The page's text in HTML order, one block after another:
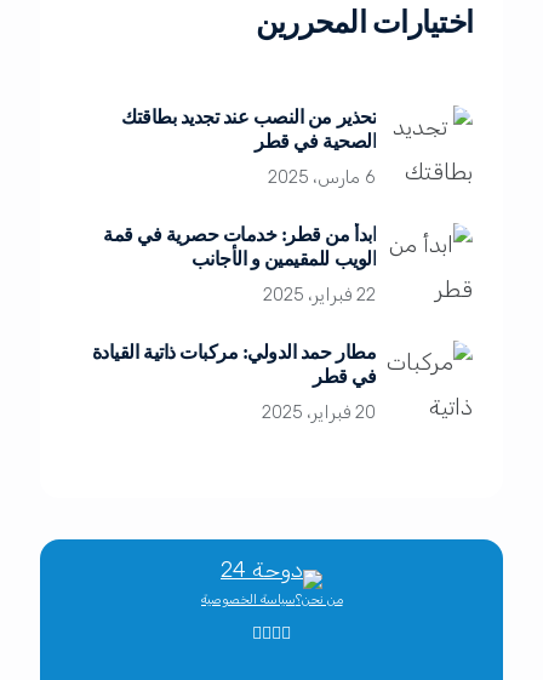
اختيارات المحررين
تحذير من النصب عند تجديد بطاقتك
الصحية في قطر
6 مارس، 2025
ابدأ من قطر: خدمات حصرية في قمة
الويب للمقيمين و الأجانب
22 فبراير، 2025
مطار حمد الدولي: مركبات ذاتية القيادة
في قطر
20 فبراير، 2025
من نحن؟سياسة الخصوصية